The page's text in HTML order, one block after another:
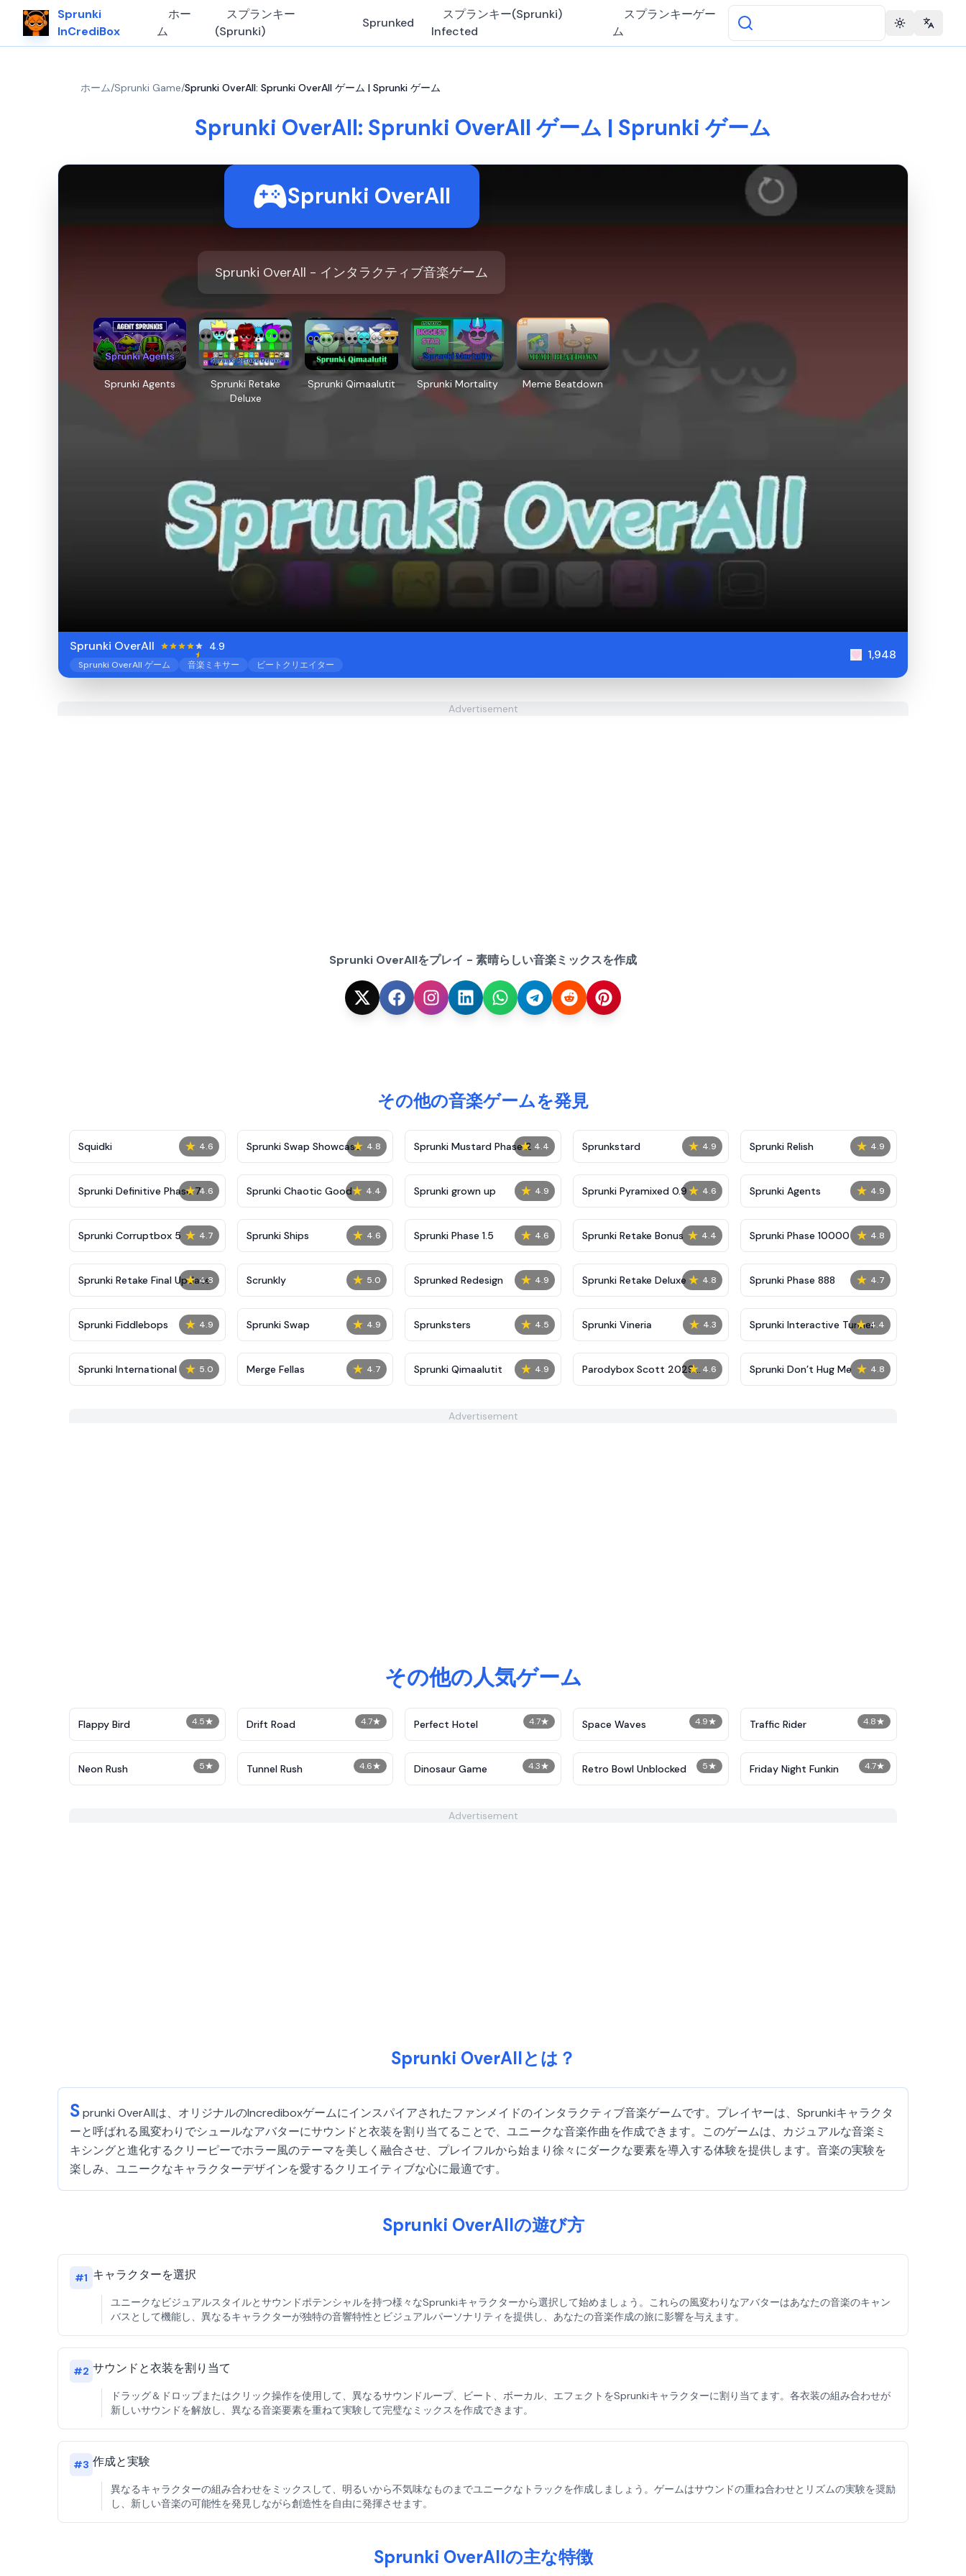
Sprunki
InCrediBox
ホー
ム
スプランキー
(Sprunki)
Sprunked
スプランキー(Sprunki)
Infected
スプランキーゲー
ム
Toggle theme
ホーム/Sprunki Game/Sprunki OverAll: Sprunki OverAll ゲーム | Sprunki ゲーム
Sprunki OverAll: Sprunki OverAll ゲーム | Sprunki ゲーム
Sprunki OverAll
Sprunki OverAll - インタラクティブ音楽ゲーム
Sprunki Agents
Sprunki Retake
Deluxe
Sprunki Qimaalutit Sprunki Mortality Meme Beatdown
Sprunki OverAll 4.9
Sprunki OverAll ゲーム 音楽ミキサー ビートクリエイター
1,948
Advertisement
Sprunki OverAllをプレイ - 素晴らしい音楽ミックスを作成
その他の音楽ゲームを発見
★ 4.6
Squidki ★ 4.8
Sprunki Swap Showcase ★ 4.4
Sprunki Mustard Phase 2 ★ 4.9
Sprunkstard ★ 4.9
Sprunki Relish
★ 4.6
Sprunki Definitive Phase 7 ★ 4.4
Sprunki Chaotic Good ★ 4.9
Sprunki grown up ★ 4.6
Sprunki Pyramixed 0.9 ★ 4.9
Sprunki Agents
★ 4.7
Sprunki Corruptbox 5 ★ 4.6
Sprunki Ships ★ 4.6
Sprunki Phase 1.5 ★ 4.4
Sprunki Retake Bonus ★ 4.8
Sprunki Phase 10000
★ 4.8
Sprunki Retake Final Update ★ 5.0
Scrunkly ★ 4.9
Sprunked Redesign ★ 4.8
Sprunki Retake Deluxe ★ 4.7
Sprunki Phase 888
★ 4.9
Sprunki Fiddlebops ★ 4.9
Sprunki Swap ★ 4.5
Sprunksters ★ 4.3
Sprunki Vineria ★ 4.4
Sprunki Interactive Tunner
★ 5.0
Sprunki International ★ 4.7
Merge Fellas ★ 4.9
Sprunki Qimaalutit ★ 4.6
Parodybox Scott 2029
Edition
★ 4.8
Sprunki Don’t Hug Me
Advertisement
その他の人気ゲーム
4.5★
Flappy Bird 4.7★
Drift Road 4.7★
Perfect Hotel 4.9★
Space Waves 4.8★
Traffic Rider
5★
Neon Rush 4.6★
Tunnel Rush 4.3★
Dinosaur Game 5★
Retro Bowl Unblocked 4.7★
Friday Night Funkin
Advertisement
Sprunki OverAllとは？
Sprunki OverAllは、オリジナルのIncrediboxゲームにインスパイアされたファンメイドのインタラクティブ音楽ゲームです。プレイヤーは、Sprunkiキャラクタ
ーと呼ばれる風変わりでシュールなアバターにサウンドと衣装を割り当てることで、ユニークな音楽作曲を作成できます。このゲームは、カジュアルな音楽ミ
キシングと進化するクリーピーでホラー風のテーマを美しく融合させ、プレイフルから始まり徐々にダークな要素を導入する体験を提供します。音楽の実験を
楽しみ、ユニークなキャラクターデザインを愛するクリエイティブな心に最適です。
Sprunki OverAllの遊び方
#1 キャラクターを選択
ユニークなビジュアルスタイルとサウンドポテンシャルを持つ様々なSprunkiキャラクターから選択して始めましょう。これらの風変わりなアバターはあなたの音楽のキャン
バスとして機能し、異なるキャラクターが独特の音響特性とビジュアルパーソナリティを提供し、あなたの音楽作成の旅に影響を与えます。
#2 サウンドと衣装を割り当て
ドラッグ＆ドロップまたはクリック操作を使用して、異なるサウンドループ、ビート、ボーカル、エフェクトをSprunkiキャラクターに割り当てます。各衣装の組み合わせが
新しいサウンドを解放し、異なる音楽要素を重ねて実験して完璧なミックスを作成できます。
#3 作成と実験
異なるキャラクターの組み合わせをミックスして、明るいから不気味なものまでユニークなトラックを作成しましょう。ゲームはサウンドの重ね合わせとリズムの実験を奨励
し、新しい音楽の可能性を発見しながら創造性を自由に発揮させます。
Sprunki OverAllの主な特徴